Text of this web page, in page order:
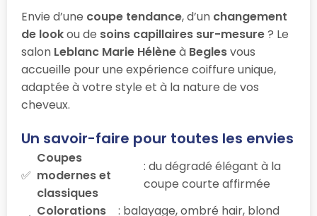
Envie d’une coupe tendance, d’un changement
de lookou de soins capillaires sur-mesure? Le
salon Leblanc Marie Hélèneà Beglesvous
accueille pour une expérience coiffure unique,
adaptée à votre style et à la nature de vos
cheveux.
Un savoir-faire pour toutes les envies
Coupes
modernes et
classiques
: du dégradé élégant à la
coupe courte affirmée
Colorations
: balayage, ombré hair, blond